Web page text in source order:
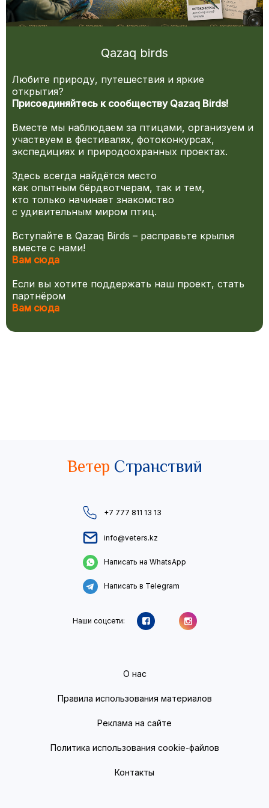
Qazaq birds
Любите природу, путешествия и яркие
открытия?
Присоединяйтесь к сообществу Qazaq Birds!
Вместе мы наблюдаем за птицами, организуем и
участвуем в фестивалях, фотоконкурсах,
экспедициях и природоохранных проектах.
Здесь всегда найдётся место
как опытным бёрдвотчерам, так и тем,
кто только начинает знакомство
с удивительным миром птиц.
Вступайте в Qazaq Birds – расправьте крылья
вместе с нами!
Вам сюда
Если вы хотите поддержать наш проект, стать
партнёром
Вам сюда
Ветер Странствий
+7 777 811 13 13
info@veters.kz
Написать на WhatsApp
Написать в Telegram
Наши соцсети:
О нас
Правила использования материалов
Реклама на сайте
Политика использования cookie-файлов
Контакты